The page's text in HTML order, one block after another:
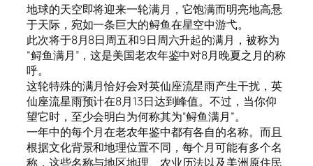
地球的天空即将迎来一轮满月，它饱满而明亮地高悬
于天际，宛如一条巨大的鲟鱼在星空中游弋。
此次将于8月8日周五和9日周六升起的满月，被称为
“鲟鱼满月”，这是美国老农年鉴中对8月晚夏之月的称
呼。
这轮特殊的满月恰好会对英仙座流星雨产生干扰，英
仙座流星雨预计在8月13日达到峰值。不过，当你仰
望它时，至少会明白为何称其为“鲟鱼满月”。
一年中的每个月在老农年鉴中都有各自的名称。而且
根据文化背景和地理位置不同，每个月可能有多个名
称，这些名称与地区地理、农业历法以及美洲原住民